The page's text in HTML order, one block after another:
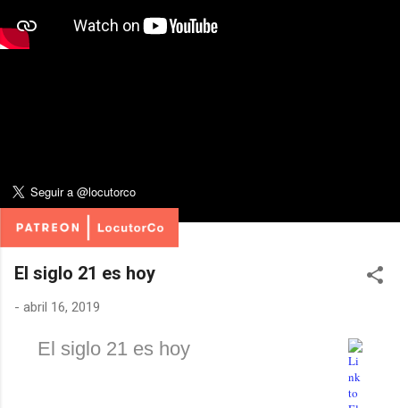
El siglo 21 es hoy
- abril 16, 2019
El siglo 21 es hoy